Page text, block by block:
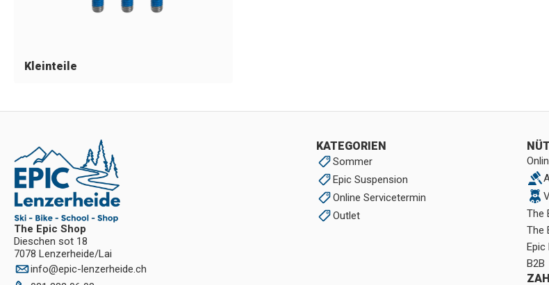
Kleinteile
The Epic Shop
Dieschen sot 18
7078 Lenzerheide/Lai
info@epic-lenzerheide.ch
KATEGORIEN
Sommer
Epic Suspension
Online Servicetermin
Outlet
The
The
Epic
B2B